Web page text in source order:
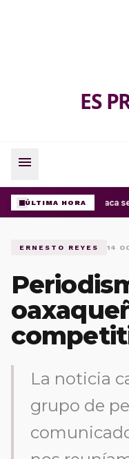
ES
menu
ÚLTIMA HORADestaca
ERNESTO REYES 14
La noticia
grupo de